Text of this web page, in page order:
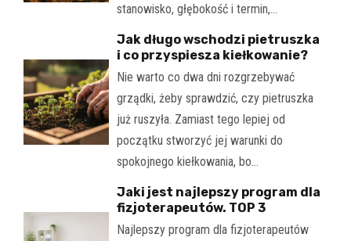
stanowisko, głębokość i termin,…
Jak długo wschodzi pietruszka
i co przyspiesza kiełkowanie?
Nie warto co dwa dni rozgrzebywać
grządki, żeby sprawdzić, czy pietruszka
już ruszyła. Zamiast tego lepiej od
początku stworzyć jej warunki do
spokojnego kiełkowania, bo…
Jaki jest najlepszy program dla
fizjoterapeutów. TOP 3
Najlepszy program dla fizjoterapeutów